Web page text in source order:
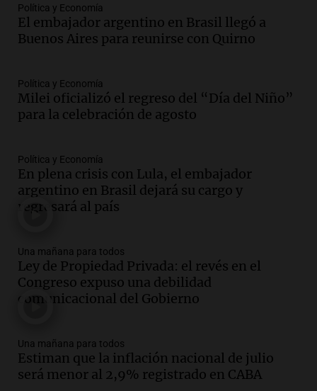
Audio.Suspenden descuento en SUBE y
aumentan tarifas del SUBTE en Buenos
Aires desde agosto
Audio.Kicillof critica la desregulación
financiera y el aumento de la morosidad
Episodios
Audio.La UNT evalúa apelación ante la
Corte Suprema tras fallo que aparta a
Pagani como rector
Audio.El cardenal Ángel Rossi advirtió
que la justicia social viene siendo
“despreciada y burlada”
Audio.La Bulaya se prepara para el cierre
de su gran muestra anual con la
participación de miles de visitantes
Política y Economía
El embajador argentino en Brasil llegó a
Buenos Aires para reunirse con Quirno
Política y Economía
Milei oficializó el regreso del “Día del Niño”
para la celebración de agosto
Política y Economía
En plena crisis con Lula, el embajador
argentino en Brasil dejará su cargo y
regresará al país
Una mañana para todos
Ley de Propiedad Privada: el revés en el
Congreso expuso una debilidad
comunicacional del Gobierno
Una mañana para todos
Estiman que la inflación nacional de julio
será menor al 2,9% registrado en CABA